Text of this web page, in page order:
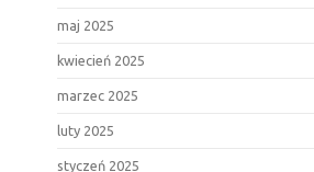
maj 2025
kwiecień 2025
marzec 2025
luty 2025
styczeń 2025